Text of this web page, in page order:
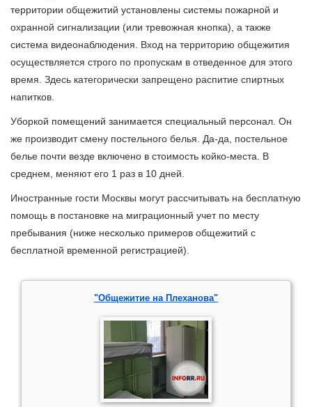
территории общежитий установлены системы пожарной и
охранной сигнализации (или тревожная кнопка), а также
система видеонаблюдения. Вход на территорию общежития
осуществляется строго по пропускам в отведенное для этого
время. Здесь категорически запрещено распитие спиртных
напитков.
Уборкой помещений занимается специальный персонал. Он
же производит смену постельного белья. Да-да, постельное
белье почти везде включено в стоимость койко-места. В
среднем, меняют его 1 раз в 10 дней.
Иностранные гости Москвы могут рассчитывать на бесплатную
помощь в постановке на миграционный учет по месту
пребывания (ниже несколько примеров общежитий с
бесплатной временной регистрацией).
"Общежитие на Плеханова"